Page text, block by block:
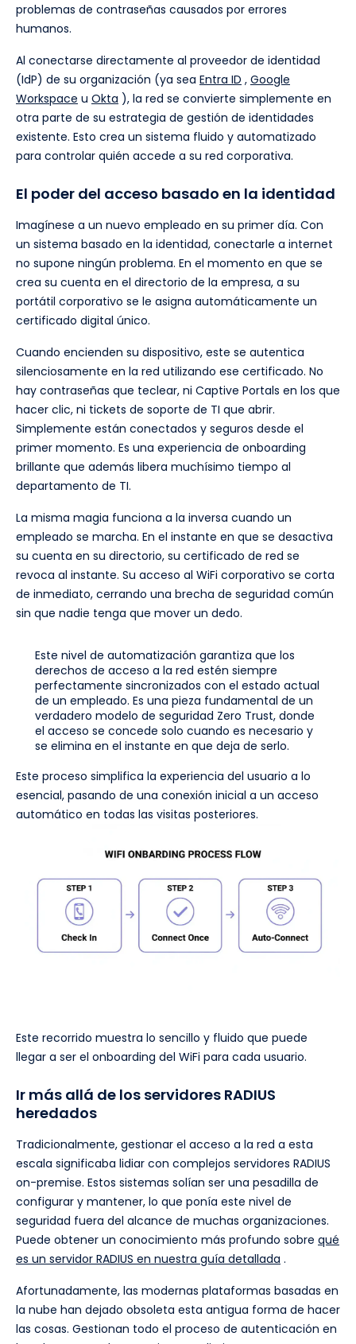
problemas de contraseñas causados por errores
humanos.
Al conectarse directamente al proveedor de identidad
(IdP) de su organización (ya sea Entra ID , Google
Workspace u Okta ), la red se convierte simplemente en
otra parte de su estrategia de gestión de identidades
existente. Esto crea un sistema fluido y automatizado
para controlar quién accede a su red corporativa.
El poder del acceso basado en la identidad
Imagínese a un nuevo empleado en su primer día. Con
un sistema basado en la identidad, conectarle a internet
no supone ningún problema. En el momento en que se
crea su cuenta en el directorio de la empresa, a su
portátil corporativo se le asigna automáticamente un
certificado digital único.
Cuando encienden su dispositivo, este se autentica
silenciosamente en la red utilizando ese certificado. No
hay contraseñas que teclear, ni Captive Portals en los que
hacer clic, ni tickets de soporte de TI que abrir.
Simplemente están conectados y seguros desde el
primer momento. Es una experiencia de onboarding
brillante que además libera muchísimo tiempo al
departamento de TI.
La misma magia funciona a la inversa cuando un
empleado se marcha. En el instante en que se desactiva
su cuenta en su directorio, su certificado de red se
revoca al instante. Su acceso al WiFi corporativo se corta
de inmediato, cerrando una brecha de seguridad común
sin que nadie tenga que mover un dedo.
Este nivel de automatización garantiza que los
derechos de acceso a la red estén siempre
perfectamente sincronizados con el estado actual
de un empleado. Es una pieza fundamental de un
verdadero modelo de seguridad Zero Trust, donde
el acceso se concede solo cuando es necesario y
se elimina en el instante en que deja de serlo.
Este proceso simplifica la experiencia del usuario a lo
esencial, pasando de una conexión inicial a un acceso
automático en todas las visitas posteriores.
Este recorrido muestra lo sencillo y fluido que puede
llegar a ser el onboarding del WiFi para cada usuario.
Ir más allá de los servidores RADIUS
heredados
Tradicionalmente, gestionar el acceso a la red a esta
escala significaba lidiar con complejos servidores RADIUS
on-premise. Estos sistemas solían ser una pesadilla de
configurar y mantener, lo que ponía este nivel de
seguridad fuera del alcance de muchas organizaciones.
Puede obtener un conocimiento más profundo sobre qué
es un servidor RADIUS en nuestra guía detallada .
Afortunadamente, las modernas plataformas basadas en
la nube han dejado obsoleta esta antigua forma de hacer
las cosas. Gestionan todo el proceso de autenticación en